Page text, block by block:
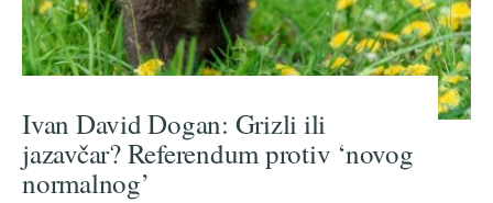
Ivan David Dogan: Grizli ili
jazavčar? Referendum protiv ‘novog
normalnog’